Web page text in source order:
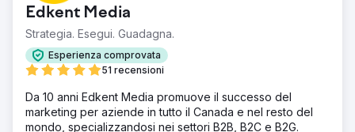
Edkent Media
Strategia. Esegui. Guadagna.
Esperienza comprovata
51 recensioni
Da 10 anni Edkent Media promuove il successo del
marketing per aziende in tutto il Canada e nel resto del
mondo, specializzandosi nei settori B2B, B2C e B2G.